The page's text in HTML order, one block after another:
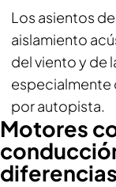
Los asientos
aislamiento
del viento y de
especialmente
por autopista.
Motores
diferencias